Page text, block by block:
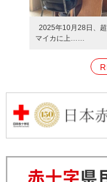
新任部長のご紹介
2023.05.08
新型コロナウイルス感染
形成外科の診察について
2026.07.02 採用情報
保育士[あすなろ保育園]（
採用情報
臨床工学技士募集について
2026.06.18
麻酔科の診察について
2026.06.16 採用情報
2026.06.10 お知らせ
2025年10月28日、
マイカに上……